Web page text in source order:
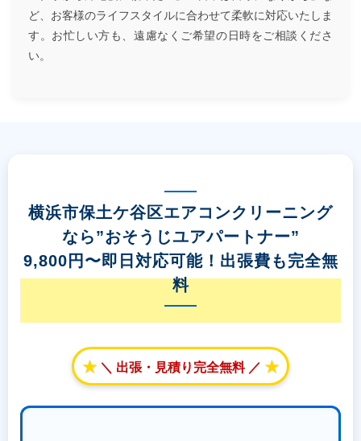
ど、お客様のライフスタイルに合わせて柔軟に対応いたしま
す。お忙しい方も、遠慮なくご希望の日時をご相談くださ
い。
横浜市保土ケ谷区エアコンクリーニング
なら”おそうじユアパートナー”
9,800円〜即日対応可能！出張費も完全無
料
★ ＼ 出張・見積り完全無料 ／ ★